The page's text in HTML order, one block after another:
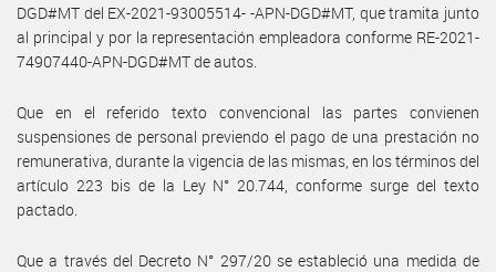
DGD#MT del EX-2021-93005514- -APN-DGD#MT, que tramita junto
al principal y por la representación empleadora conforme RE-2021-
74907440-APN-DGD#MT de autos.
Que en el referido texto convencional las partes convienen
suspensiones de personal previendo el pago de una prestación no
remunerativa, durante la vigencia de las mismas, en los términos del
artículo 223 bis de la Ley N° 20.744, conforme surge del texto
pactado.
Que a través del Decreto N° 297/20 se estableció una medida de